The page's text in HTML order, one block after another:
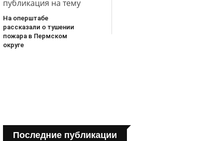
публикация на тему
На оперштабе
рассказали о тушении
пожара в Пермском
округе
Последние публикации